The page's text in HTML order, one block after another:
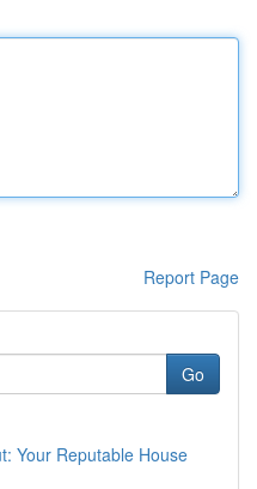
Report Page
Go
Your Reputable House